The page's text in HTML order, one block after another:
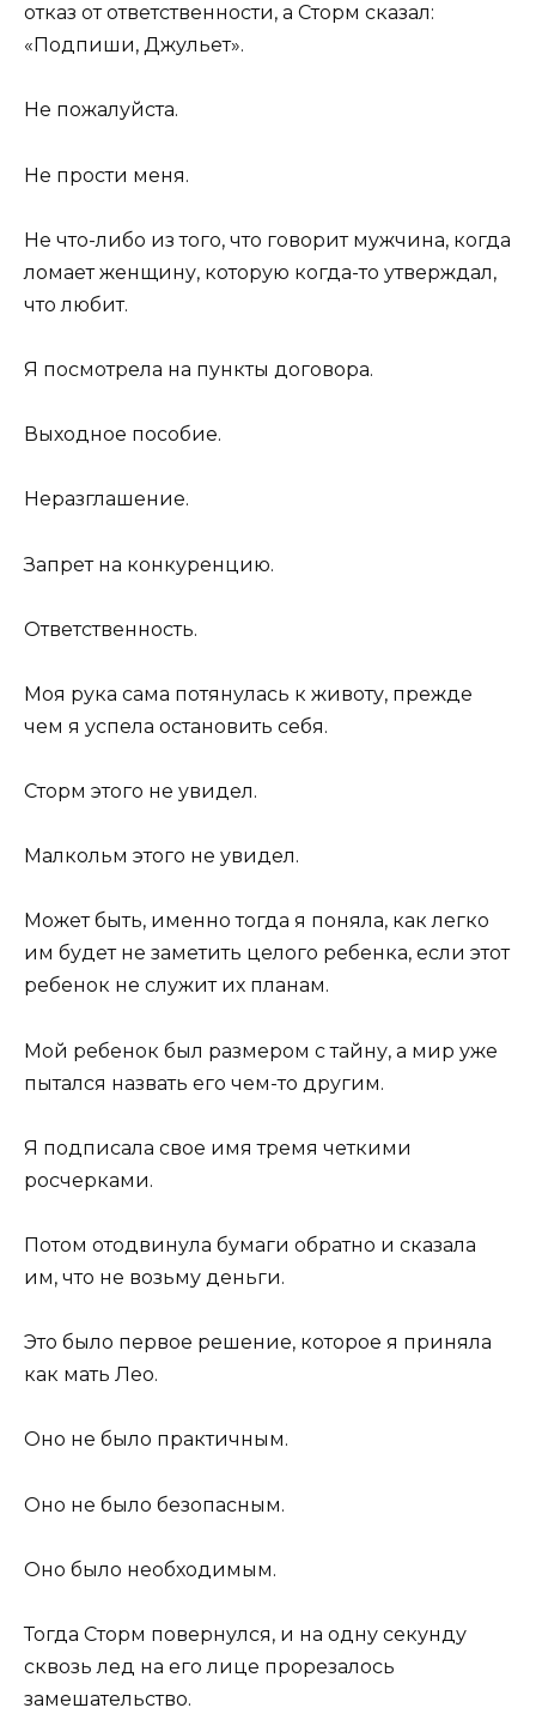
отказ от ответственности, а Сторм сказал:
«Подпиши, Джульет».
Не пожалуйста.
Не прости меня.
Не что-либо из того, что говорит мужчина, когда
ломает женщину, которую когда-то утверждал,
что любит.
Я посмотрела на пункты договора.
Выходное пособие.
Неразглашение.
Запрет на конкуренцию.
Ответственность.
Моя рука сама потянулась к животу, прежде
чем я успела остановить себя.
Сторм этого не увидел.
Малкольм этого не увидел.
Может быть, именно тогда я поняла, как легко
им будет не заметить целого ребенка, если этот
ребенок не служит их планам.
Мой ребенок был размером с тайну, а мир уже
пытался назвать его чем-то другим.
Я подписала свое имя тремя четкими
росчерками.
Потом отодвинула бумаги обратно и сказала
им, что не возьму деньги.
Это было первое решение, которое я приняла
как мать Лео.
Оно не было практичным.
Оно не было безопасным.
Оно было необходимым.
Тогда Сторм повернулся, и на одну секунду
сквозь лед на его лице прорезалось
замешательство.